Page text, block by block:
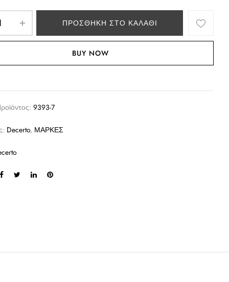
ΠΡΟΣΘΉΚΗ ΣΤΟ ΚΑΛΆΘΙ
BUY NOW
9393-7
Decerto, ΜΑΡΚΕΣ